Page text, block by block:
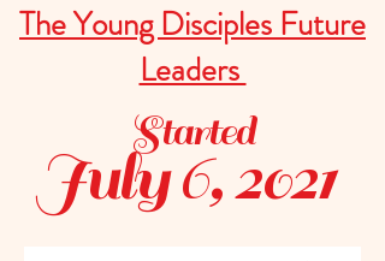
The Young Disciples Future
Leaders
July 6, 2021
Started